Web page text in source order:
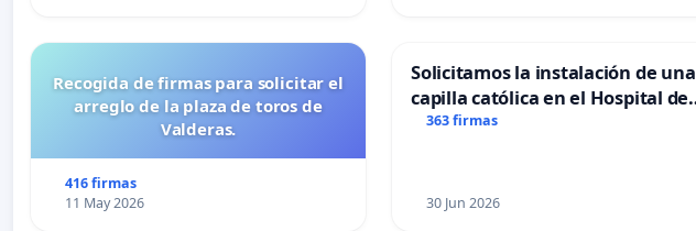
Recogida de firmas para solicitar el
arreglo de la plaza de toros de
Valderas.
416 firmas
11 May 2026
Solicitamos la instalación de una
capilla católica en el Hospital de
Alcañiz
363 firmas
30 Jun 2026